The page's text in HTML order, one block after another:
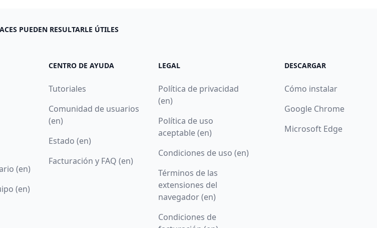
PUEDEN RESULTARLE ÚTILES
(en)
(en)
CENTRO DE AYUDA
Tutoriales
Comunidad de usuarios
(en)
Estado (en)
Facturación y FAQ (en)
LEGAL
Política de privacidad
(en)
Política de uso
aceptable (en)
Condiciones de uso (en)
Términos de las
extensiones del
navegador (en)
Condiciones de
DESCARGAR
Cómo instalar
Google Chrome
Microsoft Edge